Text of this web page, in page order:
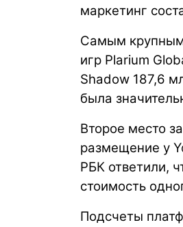
маркетинг
Самым крупным
игр Plarium
Shadow 187,6
была
Второе место
размещение у
РБК ответили,
стоимость
Подсчеты